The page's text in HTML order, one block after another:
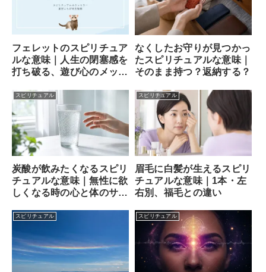
フェレットのスピリチュア
ルな意味｜人生の閉塞感を
打ち破る、遊び心のメッセ
なくしたお守りが見つかっ
たスピリチュアルな意味｜
そのまま持つ？返納する？
スピリチュアル
炭酸が飲みたくなるスピリ
チュアルな意味｜無性に欲
しくなる時の心と体のサイ
スピリチュアル
眉毛に白髪が生えるスピリ
チュアルな意味｜1本・左
右別、福毛との違い
スピリチュアル スピリチュアル